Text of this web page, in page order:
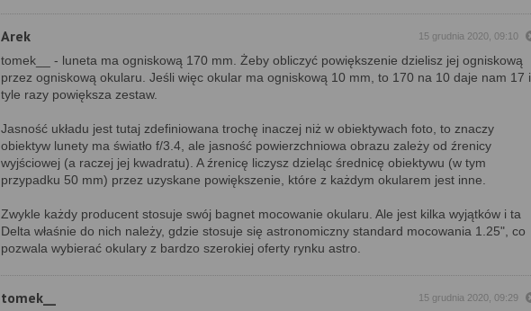
Arek 15 grudnia 2020, 09:10
tomek__ - luneta ma ogniskową 170 mm. Żeby obliczyć powiększenie dzielisz jej ogniskową
przez ogniskową okularu. Jeśli więc okular ma ogniskową 10 mm, to 170 na 10 daje nam 17 i
tyle razy powiększa zestaw.
Jasność układu jest tutaj zdefiniowana trochę inaczej niż w obiektywach foto, to znaczy
obiektyw lunety ma światło f/3.4, ale jasność powierzchniowa obrazu zależy od źrenicy
wyjściowej (a raczej jej kwadratu). A źrenicę liczysz dzieląc średnicę obiektywu (w tym
przypadku 50 mm) przez uzyskane powiększenie, które z każdym okularem jest inne.
Zwykle każdy producent stosuje swój bagnet mocowanie okularu. Ale jest kilka wyjątków i ta
Delta właśnie do nich należy, gdzie stosuje się astronomiczny standard mocowania 1.25", co
pozwala wybierać okulary z bardzo szerokiej oferty rynku astro.
tomek__ 15 grudnia 2020, 09:29